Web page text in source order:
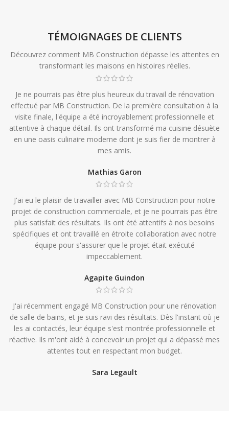
TÉMOIGNAGES DE CLIENTS
Découvrez comment MB Construction dépasse les attentes en
transformant les maisons en histoires réelles.
Je ne pourrais pas être plus heureux du travail de rénovation
effectué par MB Construction. De la première consultation à la
visite finale, l'équipe a été incroyablement professionnelle et
attentive à chaque détail. Ils ont transformé ma cuisine désuète
en une oasis culinaire moderne dont je suis fier de montrer à
mes amis.
Mathias Garon
J'ai eu le plaisir de travailler avec MB Construction pour notre
projet de construction commerciale, et je ne pourrais pas être
plus satisfait des résultats. Ils ont été attentifs à nos besoins
spécifiques et ont travaillé en étroite collaboration avec notre
équipe pour s'assurer que le projet était exécuté
impeccablement.
Agapite Guindon
J'ai récemment engagé MB Construction pour une rénovation
de salle de bains, et je suis ravi des résultats. Dès l'instant où je
les ai contactés, leur équipe s'est montrée professionnelle et
réactive. Ils m'ont aidé à concevoir un projet qui a dépassé mes
attentes tout en respectant mon budget.
Sara Legault